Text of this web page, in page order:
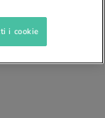
i cookie